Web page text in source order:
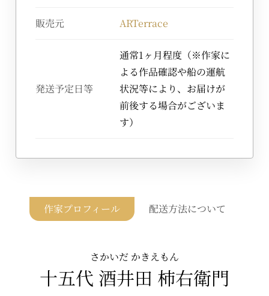
販売元 ARTerrace
発送予定日等
通常1ヶ月程度（※作家に
よる作品確認や船の運航
状況等により、お届けが
前後する場合がございま
す）
作家プロフィール 配送方法について
さかいだ かきえもん
十五代 酒井田 柿右衛門